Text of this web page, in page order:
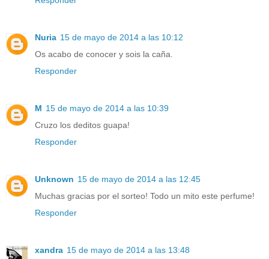
Nuria 15 de mayo de 2014 a las 10:12
Os acabo de conocer y sois la caña.
Responder
M 15 de mayo de 2014 a las 10:39
Cruzo los deditos guapa!
Responder
Unknown 15 de mayo de 2014 a las 12:45
Muchas gracias por el sorteo! Todo un mito este perfume!
Responder
xandra 15 de mayo de 2014 a las 13:48